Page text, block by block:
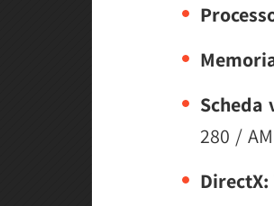
Scheda
280 /
DirectX: